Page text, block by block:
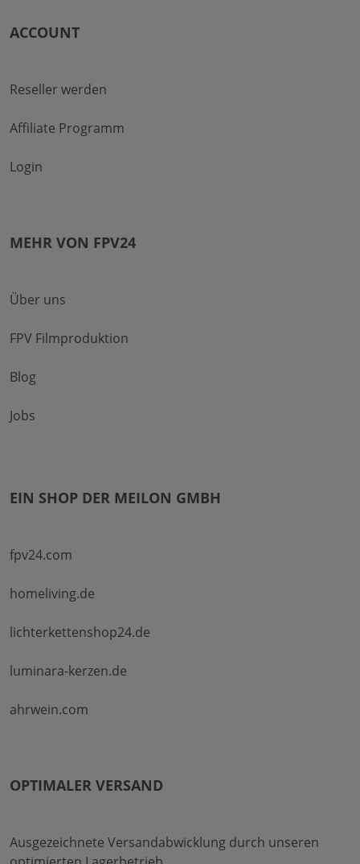
ACCOUNT
Reseller werden
Affiliate Programm
Login
MEHR VON FPV24
Über uns
FPV Filmproduktion
Blog
Jobs
EIN SHOP DER MEILON GMBH
fpv24.com
homeliving.de
lichterkettenshop24.de
luminara-kerzen.de
ahrwein.com
OPTIMALER VERSAND
Ausgezeichnete Versandabwicklung durch unseren